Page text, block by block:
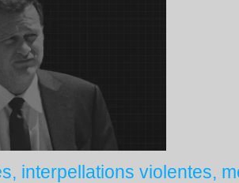
interpellations violentes,